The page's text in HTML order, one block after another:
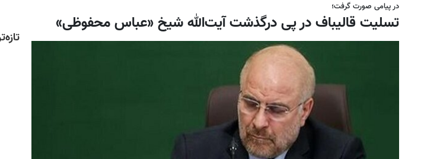
در پیامی صورت گرفت؛
تسلیت قالیباف در پی درگذشت آیت‌الله شیخ «عباس محفوظی»